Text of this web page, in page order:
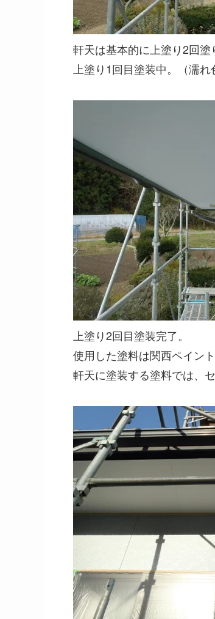
軒天は基本的に上塗り2回塗
上塗り1回目塗装中。（濡
上塗り2回目塗装完了。
使用した塗料は関西ペイン
軒天に塗装する塗料では、